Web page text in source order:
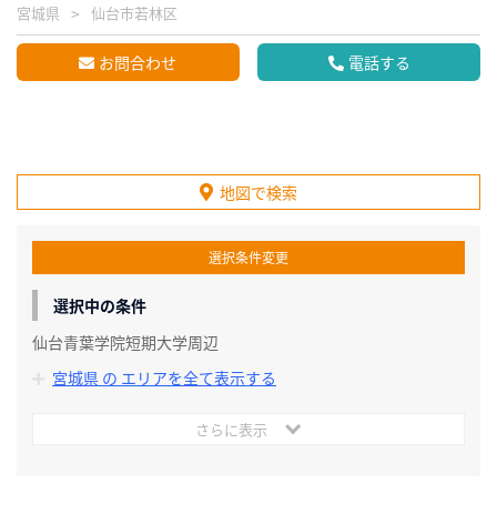
宮城県 仙台市若林区
お問合わせ 電話する
地図で検索
選択条件変更
選択中の条件
仙台青葉学院短期大学周辺
宮城県 の エリアを全て表示する
さらに表示